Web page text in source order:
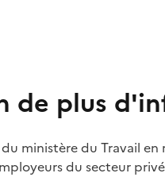
de plus
du ministère du Travail
du secteur